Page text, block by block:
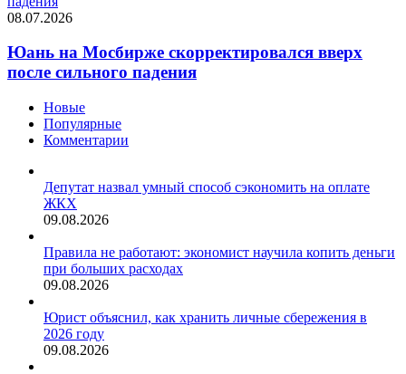
08.07.2026
Юань на Мосбирже скорректировался вверх
после сильного падения
Новые
Популярные
Комментарии
Депутат назвал умный способ сэкономить на оплате
ЖКХ
09.08.2026
Правила не работают: экономист научила копить деньги
при больших расходах
09.08.2026
Юрист объяснил, как хранить личные сбережения в
2026 году
09.08.2026